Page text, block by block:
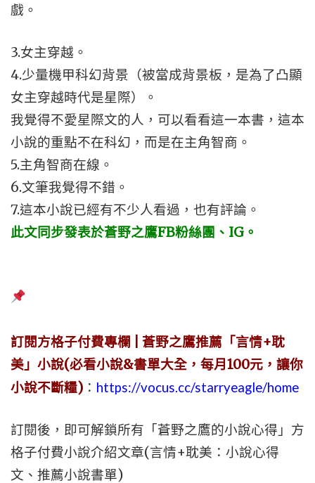
戲。
3.女主穿越。
4.少量機甲科幻背景（被當成背景板，是為了凸顯
女主穿越時代是星際）。
我覺得不愛星際文的人，可以看看這一本書，這本
小說的重點不在科幻，而是在主角智商。
5.主角智商在線。
6.文筆我覺得不錯。
7.這本小說已經有不少人看過，也有評論。
此文同步發表於蒼野之鷹FB粉絲團、IG。
訂閱方格子付費專欄 | 蒼野之鷹推薦「言情+耽
美」小說(必看小說&書單大全，每月100元，讓你
小說不斷糧) ： https://vocus.cc/starryeagle/home
訂閱後，即可解鎖所有「蒼野之鷹的小說心得」方
格子付費小說介紹文章(言情+耽美：小說心得
文、推薦小說書單)